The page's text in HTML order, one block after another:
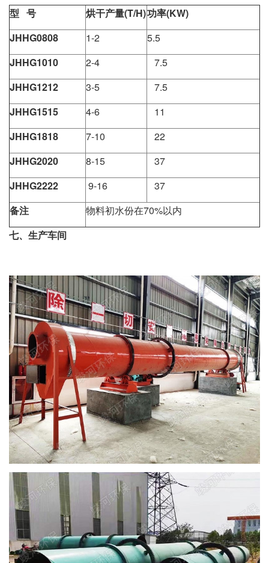
型 号 烘干产量(T/H)功率(KW)
JHHG0808
1-2
5.5
JHHG1010
2-4
7.5
JHHG1212
3-5
7.5
JHHG1515
4-6
11
JHHG1818
7-10
22
JHHG2020
8-15
37
JHHG2222
9-16
37
备注
物料初水份在70%以内
七、生产车间